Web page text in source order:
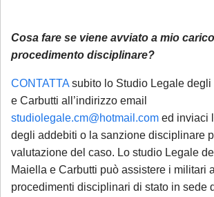
Cosa fare se viene avviato a mio
procedimento disciplinare?
CONTATTA subito lo Studio Legale
e Carbutti all’indirizzo email
studiolegale.cm@hotmail.com ed inviaci
degli addebiti o la sanzione disciplinare
valutazione del caso. Lo studio Legale
Maiella e Carbutti può assistere i militari
procedimenti disciplinari di stato in sede
notifica
Per tali casistiche La invitiamo
dettagliatamente la
email: la Sua richiesta
esclusivamente tramite
da parte dello Studio, che
modalità di gestione.
Se è già cliente dello Studio